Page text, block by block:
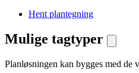
Hent plantegning
Mulige tagtyper
Planløsningen kan bygges med de